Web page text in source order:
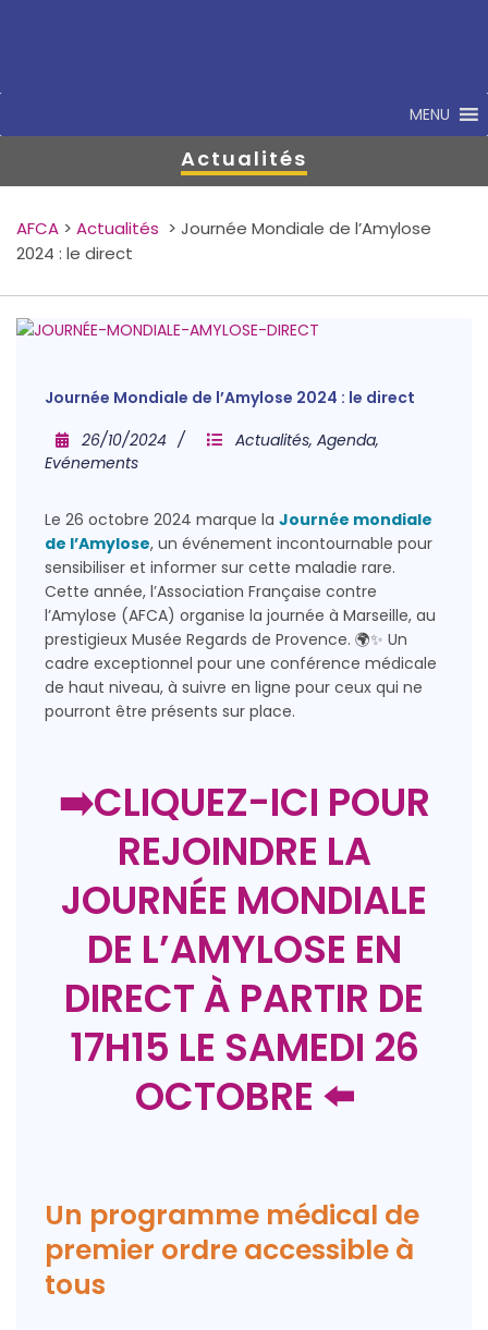
MENU
Actualités
AFCA > Actualités > Journée Mondiale de l’Amylose
2024 : le direct
Journée Mondiale de l’Amylose 2024 : le direct
26/10/2024
Actualités, Agenda,
Evénements
Le 26 octobre 2024 marque la Journée mondiale
de l’Amylose, un événement incontournable pour
sensibiliser et informer sur cette maladie rare.
Cette année, l’Association Française contre
l’Amylose (AFCA) organise la journée à Marseille, au
prestigieux Musée Regards de Provence. 🌍✨ Un
cadre exceptionnel pour une conférence médicale
de haut niveau, à suivre en ligne pour ceux qui ne
pourront être présents sur place.
➡️CLIQUEZ-ICI POUR
REJOINDRE LA
JOURNÉE MONDIALE
DE L’AMYLOSE EN
DIRECT À PARTIR DE
17H15 LE SAMEDI 26
OCTOBRE ⬅️
Un programme médical de
premier ordre accessible à
tous